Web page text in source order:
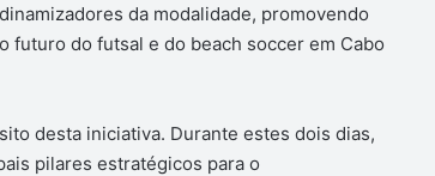
da modalidade, promovendo
futuro do futsal e do beach soccer em Cabo
desta iniciativa. Durante estes dois dias,
pilares estratégicos para o